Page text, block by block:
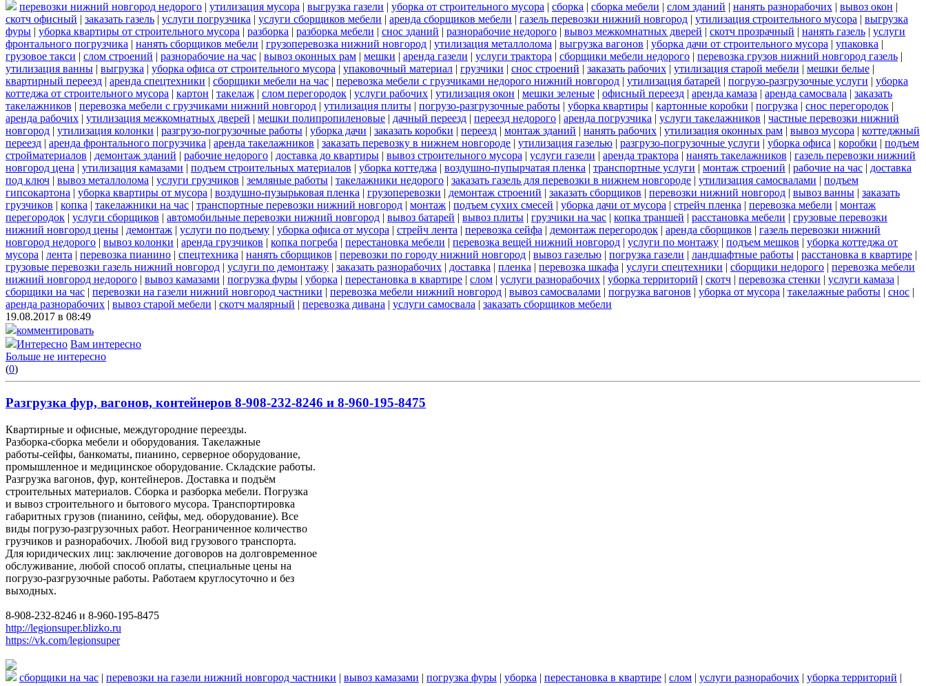
перевозки нижний новгород недорого | утилизация мусора | выгрузка газели | уборка от строительного мусора | сборка | сборка мебели | слом зданий | нанять разнорабочих | вывоз окон |
скотч офисный | заказать газель | услуги погрузчика | услуги сборщиков мебели | аренда сборщиков мебели | газель перевозки нижний новгород | утилизация строительного мусора | выгрузка
фуры | уборка квартиры от строительного мусора | разборка | разборка мебели | снос зданий | разнорабочие недорого | вывоз межкомнатных дверей | скотч прозрачный | нанять газель | услуги
фронтального погрузчика | нанять сборщиков мебели | грузоперевозка нижний новгород | утилизация металлолома | выгрузка вагонов | уборка дачи от строительного мусора | упаковка |
грузовое такси | слом строений | разнорабочие на час | вывоз оконных рам | мешки | аренда газели | услуги трактора | сборщики мебели недорого | перевозка грузов нижний новгород газель |
утилизация ванны | выгрузка | уборка офиса от строительного мусора | упаковочный материал | грузчики | снос строений | заказать рабочих | утилизация старой мебели | мешки белые |
квартирный переезд | аренда спецтехники | сборщики мебели на час | перевозка мебели с грузчиками недорого нижний новгород | утилизация батарей | погрузо-разгрузочные услуги | уборка
коттеджа от строительного мусора | картон | такелаж | слом перегородок | услуги рабочих | утилизация окон | мешки зеленые | офисный переезд | аренда камаза | аренда самосвала | заказать
такелажников | перевозка мебели с грузчиками нижний новгород | утилизация плиты | погрузо-разгрузочные работы | уборка квартиры | картонные коробки | погрузка | снос перегородок |
аренда рабочих | утилизация межкомнатных дверей | мешки полипропиленовые | дачный переезд | переезд недорого | аренда погрузчика | услуги такелажников | частные перевозки нижний
новгород | утилизация колонки | разгрузо-погрузочные работы | уборка дачи | заказать коробки | переезд | монтаж зданий | нанять рабочих | утилизация оконных рам | вывоз мусора | коттеджный
переезд | аренда фронтального погрузчика | аренда такелажников | заказать перевозку в нижнем новгороде | утилизация газелью | разгрузо-погрузочные услуги | уборка офиса | коробки | подъем
стройматериалов | демонтаж зданий | рабочие недорого | доставка до квартиры | вывоз строительного мусора | услуги газели | аренда трактора | нанять такелажников | газель перевозки нижний
новгород цена | утилизация камазами | подъем строительных материалов | уборка коттеджа | воздушно-пупырчатая пленка | транспортные услуги | монтаж строений | рабочие на час | доставка
под ключ | вывоз металлолома | услуги грузчиков | земляные работы | такелажники недорого | заказать газель для перевозки в нижнем новгороде | утилизация самосвалами | подъем
гипсокартона | уборка квартиры от мусора | воздушно-пузырьковая пленка | грузоперевозки | демонтаж строений | заказать сборщиков | перевозки нижний новгород | вывоз ванны | заказать
грузчиков | копка | такелажники на час | транспортные перевозки нижний новгород | монтаж | подъем сухих смесей | уборка дачи от мусора | стрейч пленка | перевозка мебели | монтаж
перегородок | услуги сборщиков | автомобильные перевозки нижний новгород | вывоз батарей | вывоз плиты | грузчики на час | копка траншей | расстановка мебели | грузовые перевозки
нижний новгород цены | демонтаж | услуги по подъему | уборка офиса от мусора | стрейч лента | перевозка сейфа | демонтаж перегородок | аренда сборщиков | газель перевозки нижний
новгород недорого | вывоз колонки | аренда грузчиков | копка погреба | перестановка мебели | перевозка вещей нижний новгород | услуги по монтажу | подъем мешков | уборка коттеджа от
мусора | лента | перевозка пианино | спецтехника | нанять сборщиков | перевозки по городу нижний новгород | вывоз газелью | погрузка газели | ландшафтные работы | расстановка в квартире |
грузовые перевозки газель нижний новгород | услуги по демонтажу | заказать разнорабочих | доставка | пленка | перевозка шкафа | услуги спецтехники | сборщики недорого | перевозка мебели
нижний новгород недорого | вывоз камазами | погрузка фуры | уборка | перестановка в квартире | слом | услуги разнорабочих | уборка территорий | скотч | перевозка стенки | услуги камаза |
сборщики на час | перевозки на газели нижний новгород частники | перевозка мебели нижний новгород | вывоз самосвалами | погрузка вагонов | уборка от мусора | такелажные работы | снос |
аренда разнорабочих | вывоз старой мебели | скотч малярный | перевозка дивана | услуги самосвала | заказать сборщиков мебели
19.08.2017 в 08:49
комментировать
Интересно Вам интересно
Больше не интересно
(0)
Разгрузка фур, вагонов, контейнеров 8-908-232-8246 и 8-960-195-8475
Квартирные и офисные, междугородние переезды.
Разборка-сборка мебели и оборудования. Такелажные
работы-сейфы, банкоматы, пианино, серверное оборудование,
промышленное и медицинское оборудование. Складские работы.
Разгрузка вагонов, фур, контейнеров. Доставка и подъём
строительных материалов. Сборка и разборка мебели. Погрузка
и вывоз строительного и бытового мусора. Транспортировка
габаритных грузов (пианино, сейфы, мед. оборудование). Все
виды погрузо-разгрузочных работ. Неограниченное количество
грузчиков и разнорабочих. Любой вид грузового транспорта.
Для юридических лиц: заключение договоров на долговременное
обслуживание, любой способ оплаты, специальные цены на
погрузо-разгрузочные работы. Работаем круглосуточно и без
выходных.
8-908-232-8246 и 8-960-195-8475
http://legionsuper.blizko.ru
https://vk.com/legionsuper
сборщики на час | перевозки на газели нижний новгород частники | вывоз камазами | погрузка фуры | уборка | перестановка в квартире | слом | услуги разнорабочих | уборка территорий |